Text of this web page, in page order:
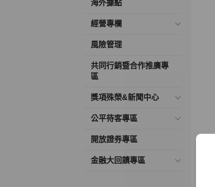
海外據點
經營專欄
風險管理
共同行銷暨合作推廣專
區
獎項殊榮&新聞中心
公平待客專區
開放證券專區
金融大回饋專區